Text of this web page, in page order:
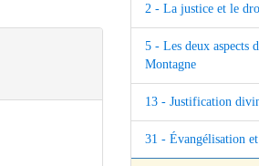
2 - La justice et le
5 - Les deux aspects
Montagne
13 - Justification
31 - Évangélisation